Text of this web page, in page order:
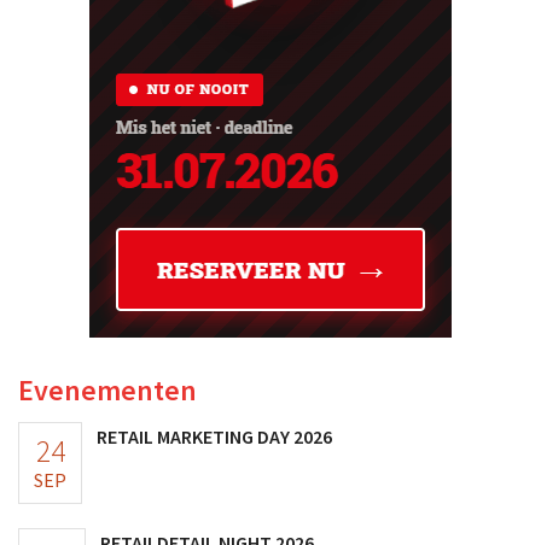
Evenementen
24
SEP
RETAIL MARKETING DAY 2026